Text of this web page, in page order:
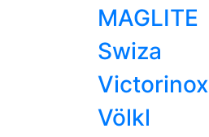
MAGLITE
Swiza
Victorinox
Völkl